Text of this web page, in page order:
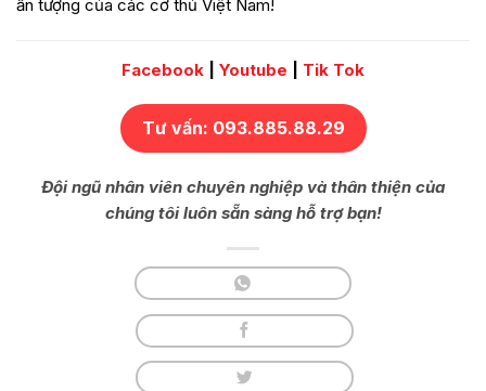
ấn tượng của các cơ thủ Việt Nam!
Facebook Youtube Tik Tok
Tư vấn: 093.885.88.29
Đội ngũ nhân viên chuyên nghiệp và thân thiện của
chúng tôi luôn sẵn sàng hỗ trợ bạn!